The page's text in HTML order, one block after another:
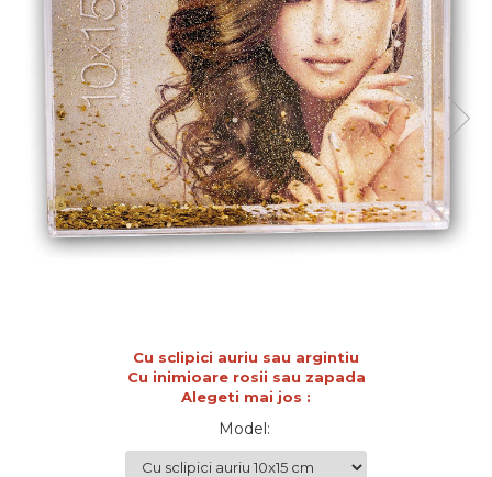
de sublimare
Plachete foto decorative
Diverse
Plastic si polimer
Aluminiu si inox
Trofee
Brelocuri
Diverse
Placi aluminiu decorative HD
Ceramica
Cu sclipici auriu sau argintiu
Cu inimioare rosii sau zapada
Alegeti mai jos :
Model: